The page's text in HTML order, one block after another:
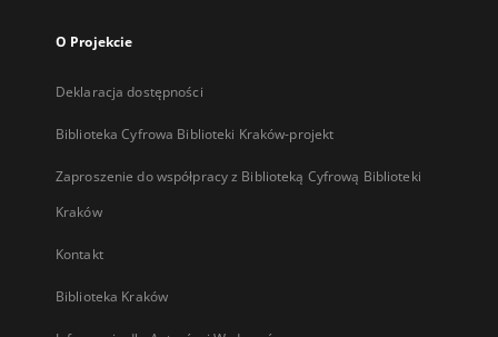
O Projekcie
Deklaracja dostępności
Biblioteka Cyfrowa Biblioteki Kraków-projekt
Zaproszenie do współpracy z Biblioteką Cyfrową Biblioteki
Kraków
Kontakt
Biblioteka Kraków